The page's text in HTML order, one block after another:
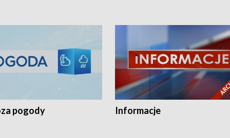
pogody Informacje